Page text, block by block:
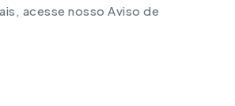
acesse nosso Aviso de